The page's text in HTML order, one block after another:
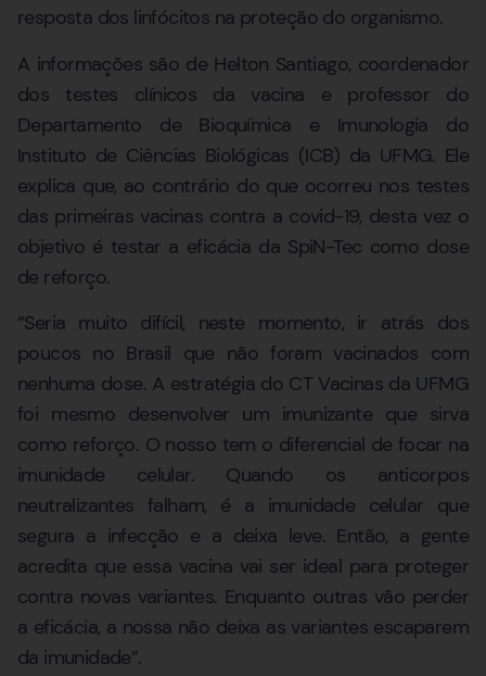
resposta dos linfócitos na proteção do organismo.
A informações são de Helton Santiago, coordenador
dos testes clínicos da vacina e professor do
Departamento de Bioquímica e Imunologia do
Instituto de Ciências Biológicas (ICB) da UFMG. Ele
explica que, ao contrário do que ocorreu nos testes
das primeiras vacinas contra a covid-19, desta vez o
objetivo é testar a eficácia da SpiN-Tec como dose
de reforço.
“Seria muito difícil, neste momento, ir atrás dos
poucos no Brasil que não foram vacinados com
nenhuma dose. A estratégia do CT Vacinas da UFMG
foi mesmo desenvolver um imunizante que sirva
como reforço. O nosso tem o diferencial de focar na
imunidade celular. Quando os anticorpos
neutralizantes falham, é a imunidade celular que
segura a infecção e a deixa leve. Então, a gente
acredita que essa vacina vai ser ideal para proteger
contra novas variantes. Enquanto outras vão perder
a eficácia, a nossa não deixa as variantes escaparem
da imunidade”.